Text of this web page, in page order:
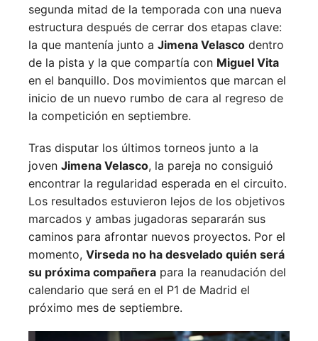
segunda mitad de la temporada con una nueva
estructura después de cerrar dos etapas clave:
la que mantenía junto a Jimena Velasco dentro
de la pista y la que compartía con Miguel Vita
en el banquillo. Dos movimientos que marcan el
inicio de un nuevo rumbo de cara al regreso de
la competición en septiembre.
Tras disputar los últimos torneos junto a la
joven Jimena Velasco, la pareja no consiguió
encontrar la regularidad esperada en el circuito.
Los resultados estuvieron lejos de los objetivos
marcados y ambas jugadoras separarán sus
caminos para afrontar nuevos proyectos. Por el
momento, Virseda no ha desvelado quién será
su próxima compañera para la reanudación del
calendario que será en el P1 de Madrid el
próximo mes de septiembre.